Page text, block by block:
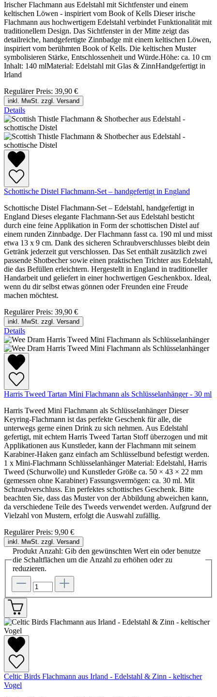
Irischer Flachmann aus Edelstahl mit Sichtfenster und einem
keltischen Löwen - inspiriert vom Book of Kells Dieser irische
Flachmann aus hochwertigem Edelstahl verbindet Funktionalität mit
traditionellem Design. Das Sichtfenster in der Mitte zeigt das
detailreiche, handgefertigte Zinnbadge mit einem keltischen Löwen,
inspiriert vom berühmten Book of Kells. Die keltischen Muster
symbolisieren Stärke, Entschlossenheit und Würde.Höhe: ca. 10 cm
Inhalt: 140 mlMaterial: Edelstahl mit Glas & ZinnHandgefertigt in
Irland
Regulärer Preis: 39,90 €
inkl. MwSt. zzgl. Versand
Details
Schottische Distel Flachmann-Set – handgefertigt in England
Schottische Distel Flachmann-Set – Edelstahl, handgefertigt in
England Dieses elegante Flachmann-Set aus Edelstahl besticht
durch eine feine Applikation in Form der schottischen Distel auf
einem runden Zinnbadge. Der Flachmann fasst ca. 190 ml und misst
etwa 13 x 9 cm. Dank des sicheren Schraubverschlusses bleibt dein
Getränk jederzeit gut verschlossen. Das Set enthält zusätzlich zwei
passende Shotbecher sowie einen praktischen Trichter aus Edelstahl,
die das Befüllen erleichtern. Hergestellt in England in traditioneller
Handarbeit und geliefert in einer hochwertigen Geschenkbox. Ideal,
wenn du dir selbst etwas gönnen oder Freunden eine Freude
machen möchtest.
Regulärer Preis: 39,90 €
inkl. MwSt. zzgl. Versand
Details
Harris Tweed Tartan Mini Flachmann als Schlüsselanhänger - 30 ml
Harris Tweed Mini Flachmann als Schlüsselanhänger Dieser
Keyring-Flachmann ist das perfekte Geschenk für alle, die
unterwegs gerne einen Drink zu sich nehmen. Aus Edelstahl
gefertigt, mit echtem Harris Tweed Tartan Stoff überzogen und mit
Applikationen aus Kunstleder, kann der Flachmann mit seinem
Karabiner-Haken ganz einfach am Schlüsselbund befestigt werden.
1 x Mini-Flachmann Schlüsselanhänger Material: Edelstahl, Harris
Tweed (Schurwolle) und Kunstleder Größe ca. 50 × 43 × 22 mm
(gemessen ohne Karabiner) Fassungsvermögen: ca. 30 ml. Mit
Schraubverschluss. Ein perfektes schottisches Geschenk. Bitte
beachten Sie, dass das Muster von der Abbildung abweichen kann,
da verschiedene Teile des Tweeds verwendet werden. Aufgrund der
Vielzahl von Mustern, erfolgt die Auswahl zufällig.
Regulärer Preis: 9,90 €
inkl. MwSt. zzgl. Versand
Produkt Anzahl: Gib den gewünschten Wert ein oder benutze
die Schaltflächen um die Anzahl zu erhöhen oder zu
reduzieren.
Celtic Birds Flachmann aus Irland - Edelstahl & Zinn - keltischer
Vogel